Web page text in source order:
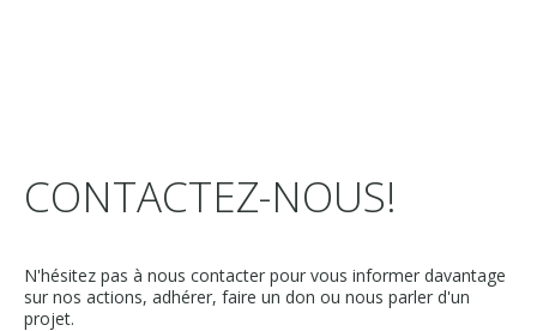
CONTACTEZ-NOUS!
N'hésitez pas à nous contacter pour vous informer davantage
sur nos actions, adhérer, faire un don ou nous parler d'un
projet.